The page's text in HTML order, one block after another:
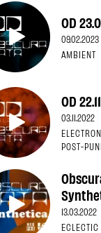
OD
09.02.2023
AMBIENT
OD
03.11.2022
POST-
13.03.2022
ECLECTIC